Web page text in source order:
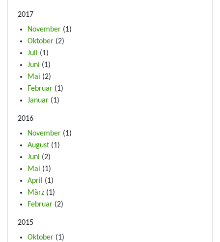
2017
November (1)
Oktober (2)
Juli (1)
Juni (1)
Mai (2)
Februar (1)
Januar (1)
2016
November (1)
August (1)
Juni (2)
Mai (1)
April
(1)
März (1)
Februar (2)
2015
Oktober (1)